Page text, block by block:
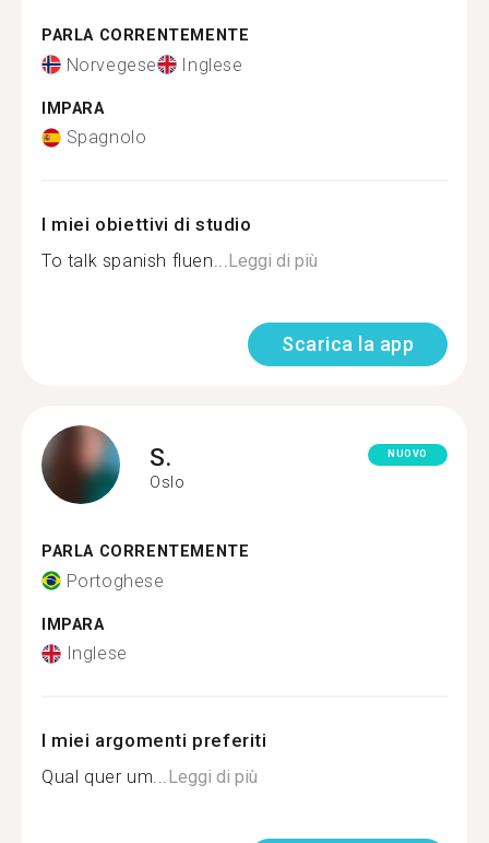
PARLA CORRENTEMENTE
Norvegese Inglese
IMPARA
Spagnolo
I miei obiettivi di studio
To talk spanish fluen...Leggi di più
Scarica la app
S.
Oslo
NUOVO
PARLA CORRENTEMENTE
Portoghese
IMPARA
Inglese
I miei argomenti preferiti
Qual quer um...Leggi di più